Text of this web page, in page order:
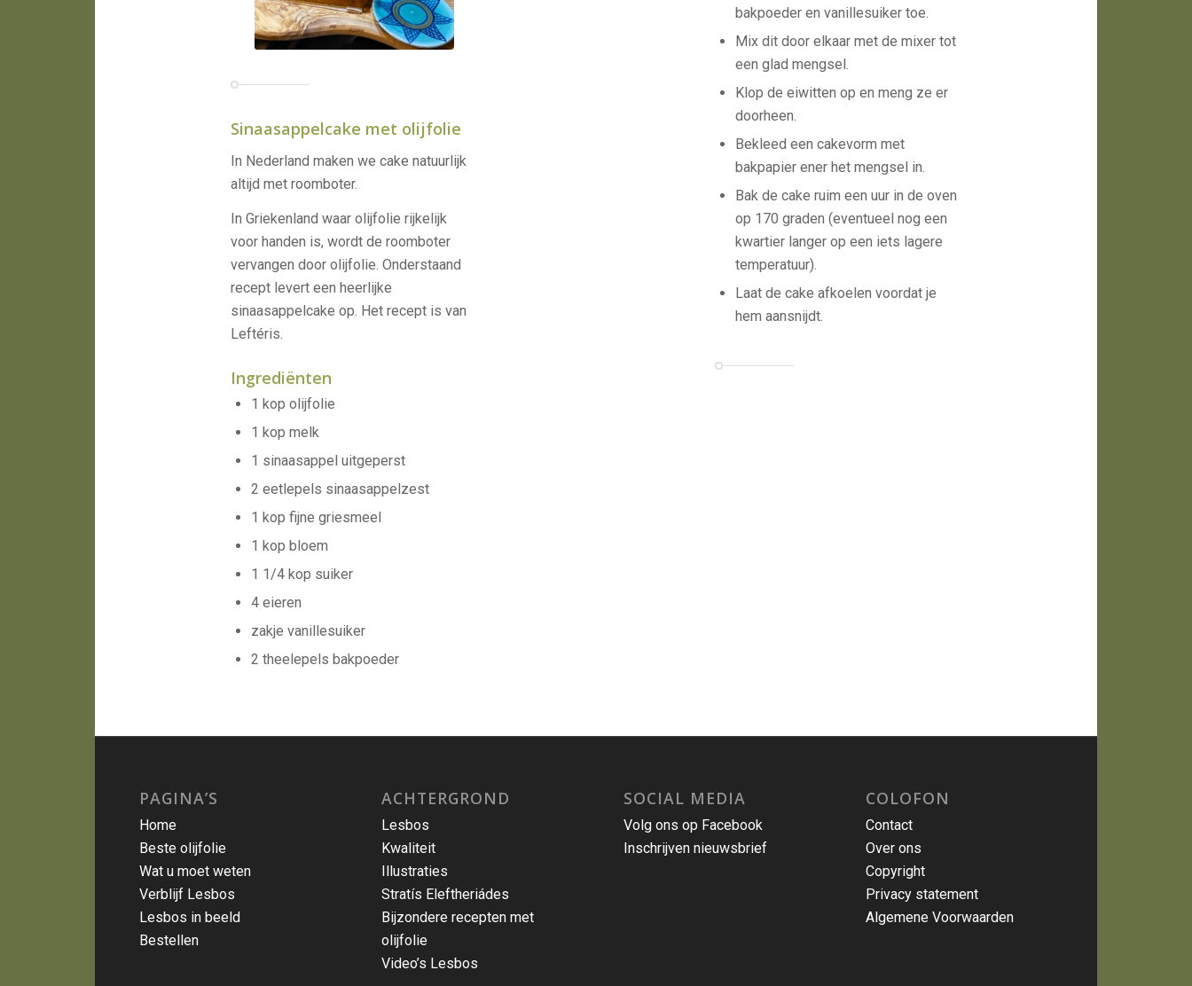
Sinaasappelcake met olijfolie
In Nederland maken we cake natuurlijk
altijd met roomboter.
In Griekenland waar olijfolie rijkelijk
voor handen is, wordt de roomboter
vervangen door olijfolie. Onderstaand
recept levert een heerlijke
sinaasappelcake op. Het recept is van
Leftéris.
Ingrediënten
1 kop olijfolie
1 kop melk
1 sinaasappel uitgeperst
2 eetlepels sinaasappelzest
1 kop fijne griesmeel
1 kop bloem
1 1/4 kop suiker
4 eieren
zakje vanillesuiker
2 theelepels bakpoeder
bakpoeder en vanillesuiker toe.
Mix dit door elkaar met de mixer tot
een glad mengsel.
Klop de eiwitten op en meng ze er
doorheen.
Bekleed een cakevorm met
bakpapier ener het mengsel in.
Bak de cake ruim een uur in de oven
op 170 graden (eventueel nog een
kwartier langer op een iets lagere
temperatuur).
Laat de cake afkoelen voordat je
hem aansnijdt.
PAGINA’S
Home
Beste olijfolie
Wat u moet weten
Verblijf Lesbos
Lesbos in beeld
Bestellen
ACHTERGROND
Lesbos
Kwaliteit
Illustraties
Stratís Eleftheriádes
Bijzondere recepten met
olijfolie
Video’s Lesbos
SOCIAL MEDIA
Volg ons op Facebook
Inschrijven nieuwsbrief
COLOFON
Contact
Over ons
Copyright
Privacy statement
Algemene Voorwaarden